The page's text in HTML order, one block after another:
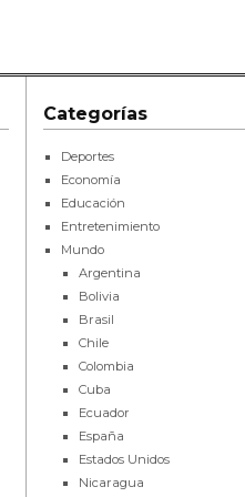
Categorías
Deportes
Economía
Educación
Entretenimiento
Mundo
Argentina
Bolivia
Brasil
Chile
Colombia
Cuba
Ecuador
España
Estados Unidos
Nicaragua